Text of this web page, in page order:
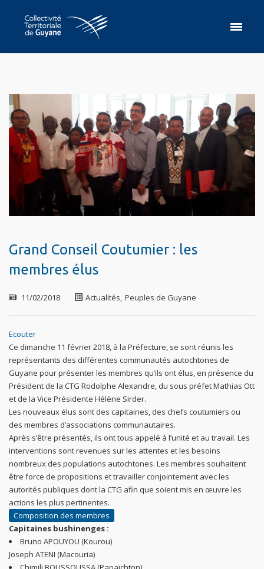
Grand Conseil Coutumier : les
membres élus
11/02/2018 Actualités, Peuples de Guyane
Ecouter
Ce dimanche 11 février 2018, à la Préfecture, se sont réunis les
représentants des différentes communautés autochtones de
Guyane pour présenter les membres qu’ils ont élus, en présence du
Président de la CTG Rodolphe Alexandre, du sous préfet Mathias Ott
et de la Vice Présidente Hélène Sirder.
Les nouveaux élus sont des capitaines, des chefs coutumiers ou
des membres d’associations communautaires.
Après s’être présentés, ils ont tous appelé à l’unité et au travail. Les
interventions sont revenues sur les attentes et les besoins
nombreux des populations autochtones. Les membres souhaitent
être force de propositions et travailler conjointement avec les
autorités publiques dont la CTG afin que soient mis en œuvre les
actions les plus pertinentes.
Composition des membres
Capitaines bushinenges :
Bruno APOUYOU (Kourou)
Joseph ATENI (Macouria)